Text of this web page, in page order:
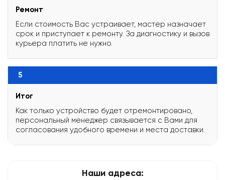
Ремонт
Если стоимость Вас устраивает, мастер назначает
срок и приступает к ремонту. За диагностику и вызов
курьера платить не нужно.
5
Итог
Как только устройство будет отремонтировано,
персональный менеджер связывается с Вами для
согласования удобного времени и места доставки.
Наши адреса: